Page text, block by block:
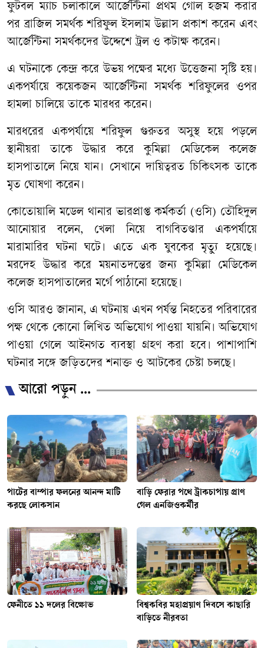
ফুটবল ম্যাচ চলাকালে আর্জেন্টিনা প্রথম গোল হজম করার
পর ব্রাজিল সমর্থক শরিফুল ইসলাম উল্লাস প্রকাশ করেন এবং
আর্জেন্টিনা সমর্থকদের উদ্দেশে ট্রল ও কটাক্ষ করেন।
এ ঘটনাকে কেন্দ্র করে উভয় পক্ষের মধ্যে উত্তেজনা সৃষ্টি হয়।
একপর্যায়ে কয়েকজন আর্জেন্টিনা সমর্থক শরিফুলের ওপর
হামলা চালিয়ে তাকে মারধর করেন।
মারধরের একপর্যায়ে শরিফুল গুরুতর অসুস্থ হয়ে পড়লে
স্থানীয়রা তাকে উদ্ধার করে কুমিল্লা মেডিকেল কলেজ
হাসপাতালে নিয়ে যান। সেখানে দায়িত্বরত চিকিৎসক তাকে
মৃত ঘোষণা করেন।
কোতোয়ালি মডেল থানার ভারপ্রাপ্ত কর্মকর্তা (ওসি) তৌহিদুল
আনোয়ার বলেন, খেলা নিয়ে বাগবিতণ্ডার একপর্যায়ে
মারামারির ঘটনা ঘটে। এতে এক যুবকের মৃত্যু হয়েছে।
মরদেহ উদ্ধার করে ময়নাতদন্তের জন্য কুমিল্লা মেডিকেল
কলেজ হাসপাতালের মর্গে পাঠানো হয়েছে।
ওসি আরও জানান, এ ঘটনায় এখন পর্যন্ত নিহতের পরিবারের
পক্ষ থেকে কোনো লিখিত অভিযোগ পাওয়া যায়নি। অভিযোগ
পাওয়া গেলে আইনগত ব্যবস্থা গ্রহণ করা হবে। পাশাপাশি
ঘটনার সঙ্গে জড়িতদের শনাক্ত ও আটকের চেষ্টা চলছে।
আরো পড়ুন ...
পাটের বাম্পার ফলনের আনন্দ মাটি
করছে লোকসান
বাড়ি ফেরার পথে ট্রাকচাপায় প্রাণ
গেল এনজিওকর্মীর
ফেনীতে ১১ দলের বিক্ষোভ
বিশ্বকবির মহাপ্রয়াণ দিবসে কাছারি
বাড়িতে নীরবতা